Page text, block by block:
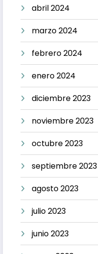
abril 2024
marzo 2024
febrero 2024
enero 2024
diciembre 2023
noviembre 2023
octubre 2023
septiembre 2023
agosto 2023
julio 2023
junio 2023